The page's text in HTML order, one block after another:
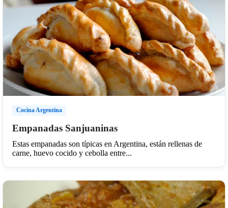
Cocina Argentina
Empanadas Sanjuaninas
Estas empanadas son típicas en Argentina, están rellenas de
carne, huevo cocido y cebolla entre...